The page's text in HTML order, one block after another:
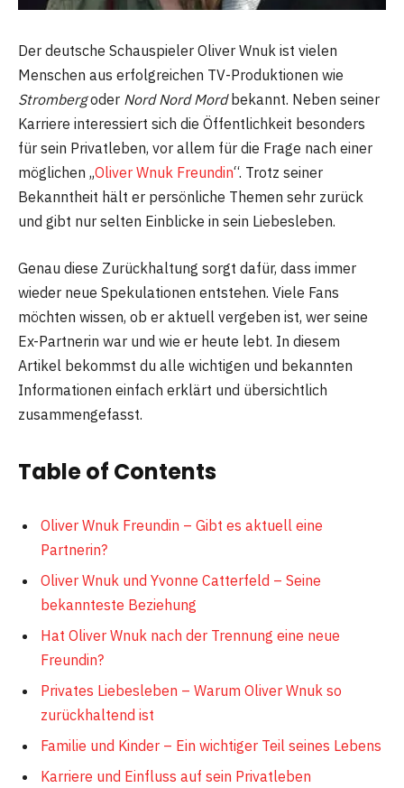
Der deutsche Schauspieler Oliver Wnuk ist vielen
Menschen aus erfolgreichen TV-Produktionen wie
Strombergoder Nord Nord Mordbekannt. Neben seiner
Karriere interessiert sich die Öffentlichkeit besonders
für sein Privatleben, vor allem für die Frage nach einer
möglichen „Oliver Wnuk Freundin“. Trotz seiner
Bekanntheit hält er persönliche Themen sehr zurück
und gibt nur selten Einblicke in sein Liebesleben.
Genau diese Zurückhaltung sorgt dafür, dass immer
wieder neue Spekulationen entstehen. Viele Fans
möchten wissen, ob er aktuell vergeben ist, wer seine
Ex-Partnerin war und wie er heute lebt. In diesem
Artikel bekommst du alle wichtigen und bekannten
Informationen einfach erklärt und übersichtlich
zusammengefasst.
Table of Contents
Oliver Wnuk Freundin – Gibt es aktuell eine
Partnerin?
Oliver Wnuk und Yvonne Catterfeld – Seine
bekannteste Beziehung
Hat Oliver Wnuk nach der Trennung eine neue
Freundin?
Privates Liebesleben – Warum Oliver Wnuk so
zurückhaltend ist
Familie und Kinder – Ein wichtiger Teil seines Lebens
Karriere und Einfluss auf sein Privatleben